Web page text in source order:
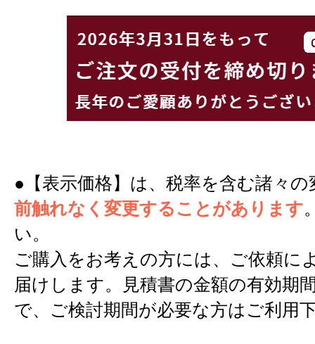
●【表示価格】は、税率を含む諸々
前触れなく変更することがあります
い。
ご購入をお考えの方には、ご依頼に
届けします。見積書の金額の有効期
で、ご検討期間が必要な方はご利用